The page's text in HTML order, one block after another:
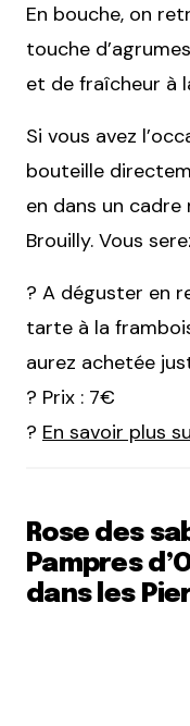
En bouche, on
touche
et de fraîcheur à
Si vous avez
bouteille
en dans un
Brouilly. Vous
? A déguster en
tarte à la
aurez achetée
? Prix : 7€
? En savoir plus
Rose des
Pampres
dans les